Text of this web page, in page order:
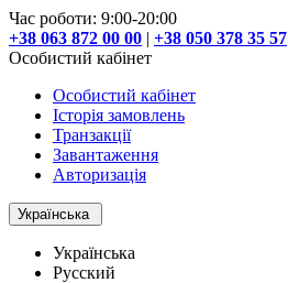
Час роботи: 9:00-20:00
+38 063 872 00 00 | +38 050 378 35 57
Особистий кабінет
Особистий кабінет
Історія замовлень
Транзакції
Завантаження
Авторизація
Українська
Українська
Русский